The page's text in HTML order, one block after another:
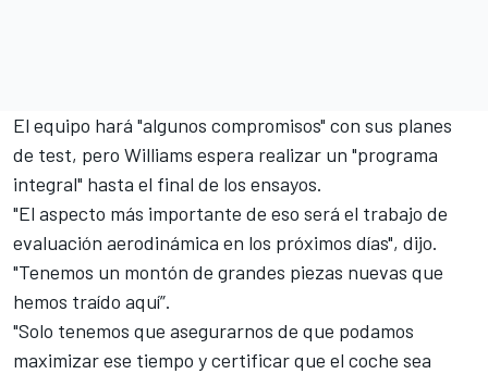
El equipo hará "algunos compromisos" con sus planes
de test, pero Williams espera realizar un "programa
integral" hasta el final de los ensayos.
"El aspecto más importante de eso será el trabajo de
evaluación aerodinámica en los próximos días", dijo.
"Tenemos un montón de grandes piezas nuevas que
hemos traído aquí”.
"Solo tenemos que asegurarnos de que podamos
maximizar ese tiempo y certificar que el coche sea